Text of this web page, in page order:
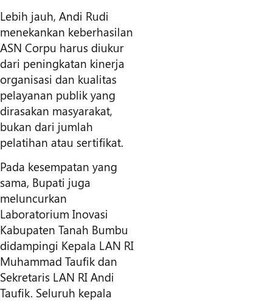
Lebih jauh, Andi Rudi
menekankan keberhasilan
ASN Corpu harus diukur
dari peningkatan kinerja
organisasi dan kualitas
pelayanan publik yang
dirasakan masyarakat,
bukan dari jumlah
pelatihan atau sertifikat.
Pada kesempatan yang
sama, Bupati juga
meluncurkan
Laboratorium Inovasi
Kabupaten Tanah Bumbu
didampingi Kepala LAN RI
Muhammad Taufik dan
Sekretaris LAN RI Andi
Taufik. Seluruh kepala